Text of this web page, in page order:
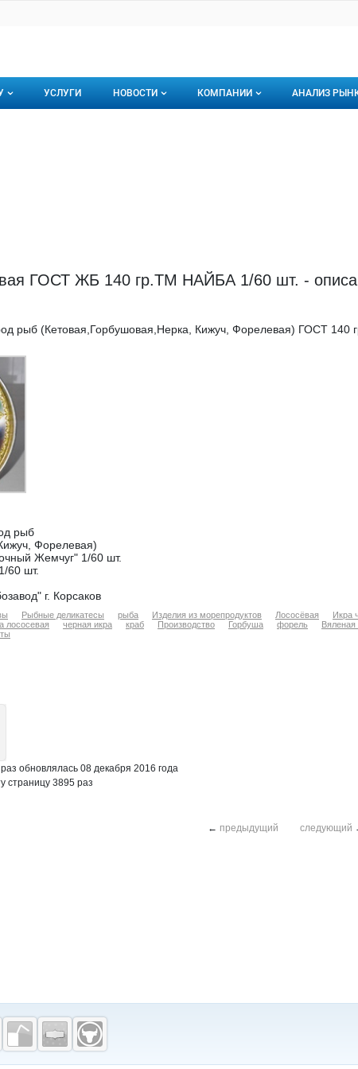
УСЛУГИ НОВОСТИ КОМПАНИИ АНАЛИЗ
ГОСТ ЖБ 140 гр.ТМ НАЙБА 1/60 шт. -
рыб (Кетовая,Горбушовая,Нерка, Кижуч, Форелевая) ГОСТ
рыб
Форелевая)
Жемчуг" 1/60 шт.
60 шт.
г. Корсаков
Рыбные деликатесы рыба Изделия из морепродуктов Лососёвая Икра
лососевая черная икра краб Производство Горбуша форель Вяленая
обновлялась 08 декабря 2016 года
страницу 3895 раз
← предыдущий следующий